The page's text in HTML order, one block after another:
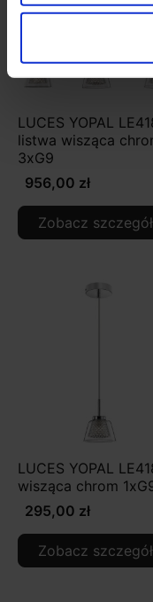
LUCES YOPAL
listwa wisząca
3xG9
956,00 zł
Zobacz
LUCES YOPAL
wisząca chrom
295,00 zł
Zobacz